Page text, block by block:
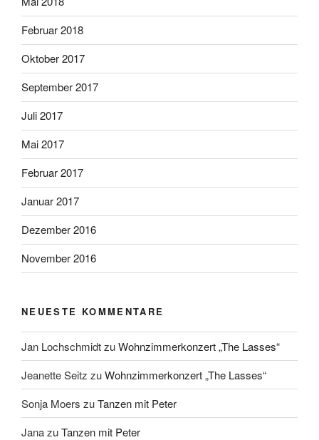
Februar 2018
Oktober 2017
September 2017
Juli 2017
Mai 2017
Februar 2017
Januar 2017
Dezember 2016
November 2016
NEUESTE KOMMENTARE
Jan LochschmidtzuWohnzimmerkonzert „The Lasses“
Jeanette Seitz zuWohnzimmerkonzert „The Lasses“
Sonja Moers zuTanzen mit Peter
JanazuTanzen mit Peter